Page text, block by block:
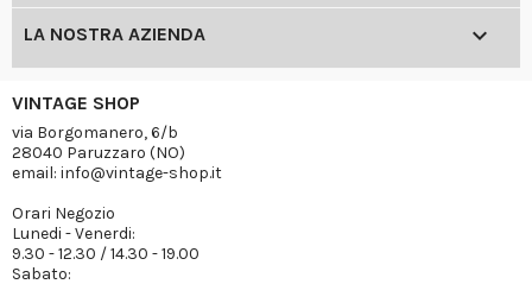
LA NOSTRA AZIENDA 
VINTAGE SHOP
via Borgomanero, 6/b
28040 Paruzzaro (NO)
email: info@vintage-shop.it
Orari Negozio
Lunedi - Venerdi:
9.30 - 12.30 / 14.30 - 19.00
Sabato: